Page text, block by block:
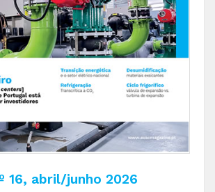
16, abril/junho 2026